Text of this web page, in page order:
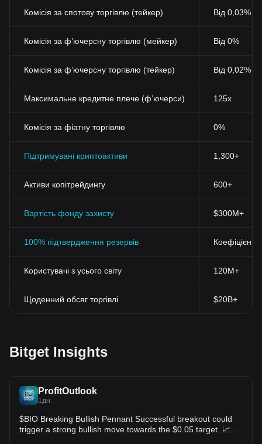
Комісія за спотову торгівлю (тейкер) Від 0,03%
Комісія за фʼючерсну торгівлю (мейкер) Від 0%
Комісія за фʼючерсну торгівлю (тейкер) Від 0,02%
Максимальне кредитне плече (фʼючерси) 125x
Комісія за фіатну торгівлю 0%
Підтримувані криптоактиви 1,300+
Активи копітрейдингу 600+
Вартість фонду захисту $300M+
100% підтвердження резервів Коефіцієнт
Користувачі з усього світу 120M+
Щоденний обсяг торгівлі $20B+
Bitget Insights
ProfitOutlook
1дн.
$BIO Breaking Bullish Pennant Successful breakout could
trigger a strong bullish move towards the $0.05 target. 📈